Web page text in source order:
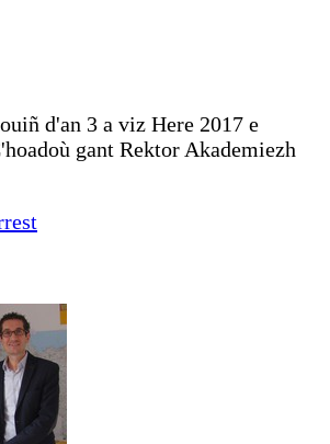
d'an 3 a viz Here 2017 e
gant Rektor Akademiezh